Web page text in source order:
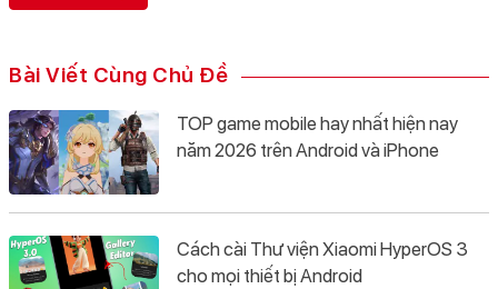
Bài Viết Cùng Chủ Đề
TOP game mobile hay nhất hiện nay
năm 2026 trên Android và iPhone
Cách cài Thư viện Xiaomi HyperOS 3
cho mọi thiết bị Android